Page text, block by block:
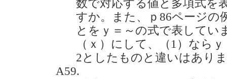
数で対応する値と多項式を
すか。また、ｐ86ページの
とをｙ＝～の式で表してい
（ｘ）にして、（1）なら
2としたものと違いはあり
A59.